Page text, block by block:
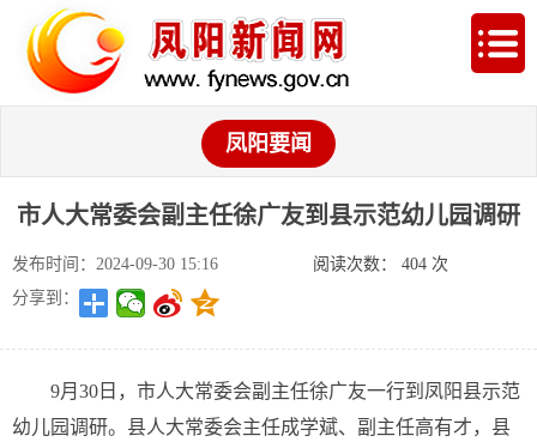
凤阳要闻
市人大常委会副主任徐广友到县示范幼儿园调研
发布时间：2024-09-30 15:16 阅读次数： 404 次
分享到：
9月30日，市人大常委会副主任徐广友一行到凤阳县示范
幼儿园调研。县人大常委会主任成学斌、副主任高有才，县